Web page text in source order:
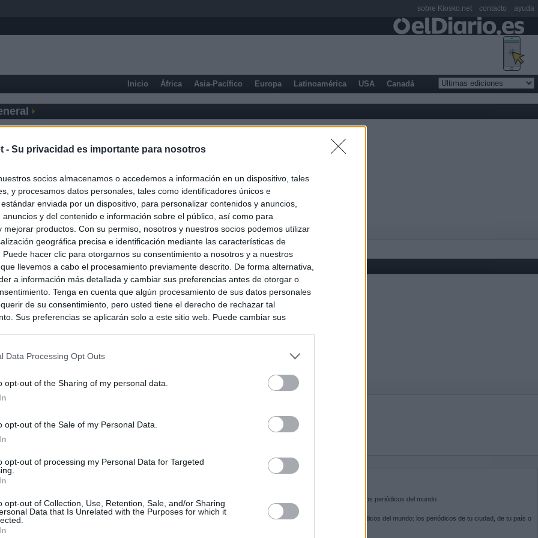
- Su privacidad es importante para nosotros
socios almacenamos o accedemos a información en un dispositivo, tales
y procesamos datos personales, tales como identificadores únicos e
enviada por un dispositivo, para personalizar contenidos y anuncios,
anuncios y del contenido e información sobre el público, así como para
mejorar productos. Con su permiso, nosotros y nuestros socios podemos utilizar
geográfica precisa e identificación mediante las características de
Puede hacer clic para otorgarnos su consentimiento a nosotros y a nuestros
llevemos a cabo el procesamiento previamente descrito. De forma alternativa,
a información más detallada y cambiar sus preferencias antes de otorgar o
Tenga en cuenta que algún procesamiento de sus datos personales
de su consentimiento, pero usted tiene el derecho de rechazar tal
Sus preferencias se aplicarán solo a este sitio web. Puede cambiar sus
Data Processing Opt Outs
opt-out of the Sharing of my personal data.
opt-out of the Sale of my Personal Data.
opt-out of processing my Personal Data for Targeted
opt-out of Collection, Use, Retention, Sale, and/or Sharing
Data that Is Unrelated with the Purposes for which it
Inicio África Asia-Pacífico Europa Latinoamérica USA Canadá
de Ayuso de las instituciones de la Comunidad de Madrid
pone a la venta el inmueble de Gran Vía más caro que
es la puerta de entrada a los periódicos del mundo.
Navega por las portadas de los periódicos del mundo: los periódicos de tu ciudad, de tu país o
sobre Kiosko.net contacto ayuda